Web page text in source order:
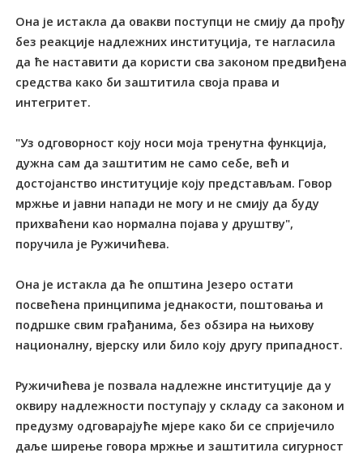
Она је истакла да овакви поступци не смију да прођу
без реакције надлежних институција, те нагласила
да ће наставити да користи сва законом предвиђена
средства како би заштитила своја права и
интегритет.
"Уз одговорност коју носи моја тренутна функција,
дужна сам да заштитим не само себе, већ и
достојанство институције коју представљам. Говор
мржње и јавни напади не могу и не смију да буду
прихваћени као нормална појава у друштву",
поручила је Ружичићева.
Она је истакла да ће општина Језеро остати
посвећена принципима једнакости, поштовања и
подршке свим грађанима, без обзира на њихову
националну, вјерску или било коју другу припадност.
Ружичићева је позвала надлежне институције да у
оквиру надлежности поступају у складу са законом и
предузму одговарајуће мјере како би се спријечило
даље ширење говора мржње и заштитила сигурност